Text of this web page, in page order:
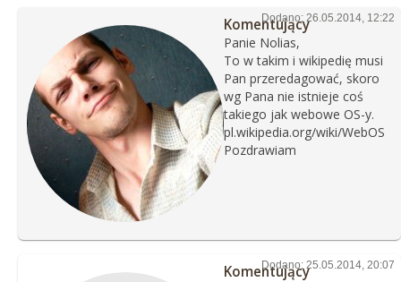
Dodano: 26.05.2014, 12:22
Komentujący
Panie Nolias,
To w takim i wikipedię musi
Pan przeredagować, skoro
wg Pana nie istnieje coś
takiego jak webowe OS-y.
pl.wikipedia.org/wiki/WebOS
Pozdrawiam
Dodano: 25.05.2014, 20:07
Komentujący